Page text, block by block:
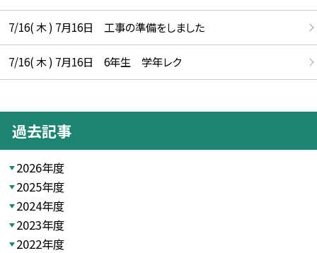
7/16( 木 ) 7月16日 工事の準備をしました
7/16( 木 ) 7月16日 6年生 学年レク
過去記事
2026年度
2025年度
2024年度
2023年度
2022年度